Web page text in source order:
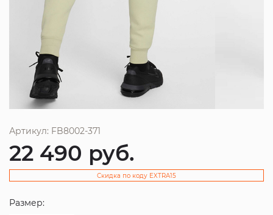
Артикул: FB8002-371
22 490 руб.
Скидка по коду EXTRA15
Размер: